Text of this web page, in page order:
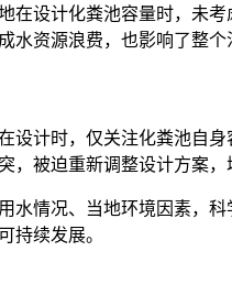
设计化粪池容量时，未
资源浪费，也影响了整个
计时，仅关注化粪池自
被迫重新调整设计方案，
情况、当地环境因素，
持续发展。